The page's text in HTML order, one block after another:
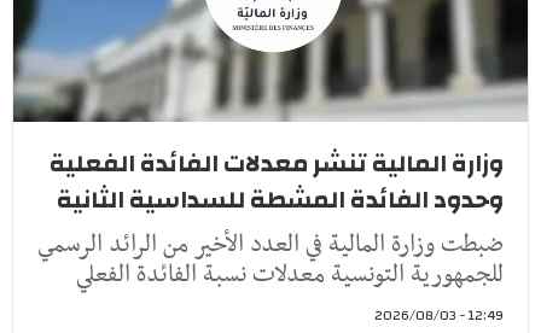
وزارة المالية تنشر معدلات الفائدة الفعلية
وحدود الفائدة المشطة للسداسية الثانية
ضبطت وزارة المالية في العدد الأخير من الرائد الرسمي
للجمهورية التونسية معدلات نسبة الفائدة الفعلي
12:49 - 2026/08/03